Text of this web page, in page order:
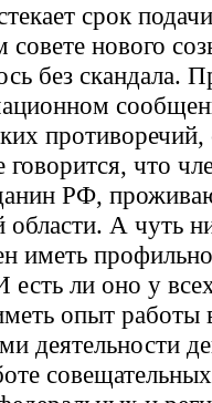
срок
нового
без скандала.
противоречий,
что
РФ,
области. А чуть
иметь
есть ли оно у
опыт работы
деятельности